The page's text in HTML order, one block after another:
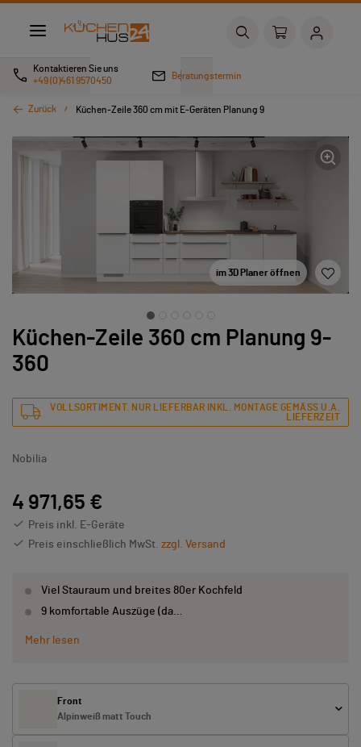
Kontaktieren Sie uns
+49 (0)461 9570450
Beratungstermin
Zurück Küchen-Zeile 360 cm mit E-Geräten Planung 9
im 3D Planer öffnen
Küchen-Zeile 360 cm Planung 9-
360
VOLLSORTIMENT. NUR LIEFERBAR INKL. MONTAGE GEMÄSS U.A. L
IEFERZEIT
Nobilia
4 971,65 €
Preis inkl. E-Geräte
Preis einschließlich MwSt. zzgl. Versand
Viel Stauraum und breites 80er Kochfeld
9 komfortable Auszüge (da…
Mehr lesen
Front
Alpinweiß matt Touch